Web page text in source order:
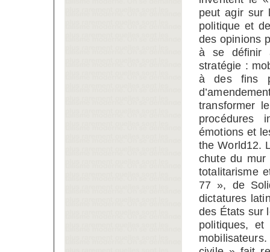
peut agir sur
politique et
des opinions
à se définir
stratégie :
à des fins
transformer
procédures
émotions et
the World12.
chute du
totalitarisme
77 », de
dictatures
des États sur
politiques,